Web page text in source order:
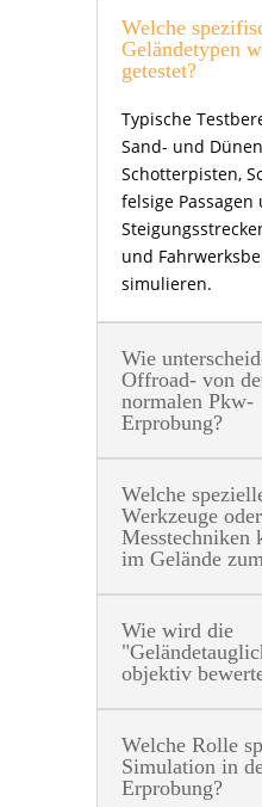
Welche
Geländetypen
getestet?
Typische
Sand- und
Schotterpisten,
felsige
und
simulieren.
Wie
Offroad- von
normalen Pkw-
Erprobung?
Welche
Werkzeuge oder
Messtechniken
im Gelände
Wie wird die
objektiv
Welche Rolle
Simulation in
Erprobung?